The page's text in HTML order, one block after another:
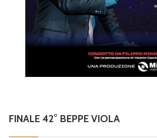
FINALE 42° BEPPE VIOLA